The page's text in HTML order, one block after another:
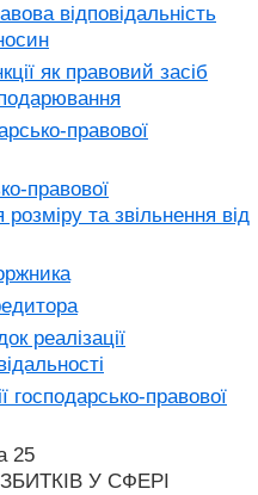
відповідальність
як правовий засіб
правової
правової
та звільнення від
реалізації
господарсько-правової
25
У СФЕРІ